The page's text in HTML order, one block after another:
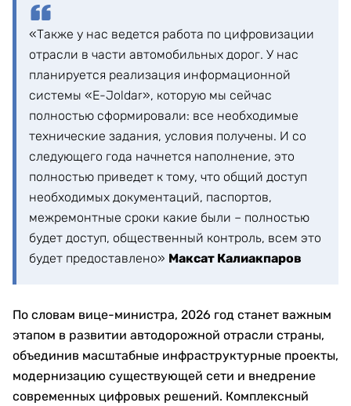
«Также у нас ведется работа по цифровизации
отрасли в части автомобильных дорог. У нас
планируется реализация информационной
системы «E-Joldar», которую мы сейчас
полностью сформировали: все необходимые
технические задания, условия получены. И со
следующего года начнется наполнение, это
полностью приведет к тому, что общий доступ
необходимых документаций, паспортов,
межремонтные сроки какие были – полностью
будет доступ, общественный контроль, всем это
будет предоставлено» Максат Калиакпаров
По словам вице-министра, 2026 год станет важным
этапом в развитии автодорожной отрасли страны,
объединив масштабные инфраструктурные проекты,
модернизацию существующей сети и внедрение
современных цифровых решений. Комплексный